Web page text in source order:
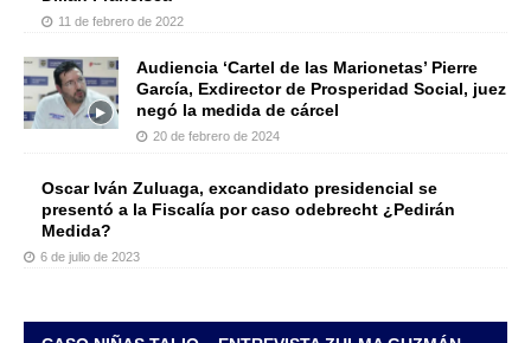
11 de febrero de 2022
Audiencia ‘Cartel de las Marionetas’ Pierre
García, Exdirector de Prosperidad Social, juez
negó la medida de cárcel
20 de febrero de 2024
Oscar Iván Zuluaga, excandidato presidencial se
presentó a la Fiscalía por caso odebrecht ¿Pedirán
Medida?
6 de julio de 2023